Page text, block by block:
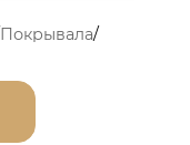
Покрывала